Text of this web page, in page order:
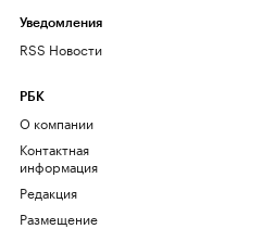
Уведомления
RSS Новости
РБК
О компании
Контактная
информация
Редакция
Размещение